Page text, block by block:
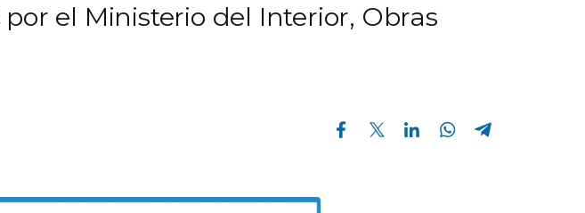
el Ministerio del Interior, Obras
Compartir en Facebook Compartir en Twitter Compartir en Linkedin Compartir en Whatsapp